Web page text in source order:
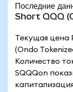
Последние
Short QQQ
Текущая цена
(Ondo
Количество
SQQQon